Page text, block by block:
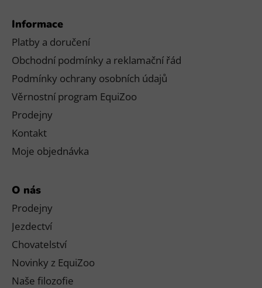
Informace
Platby a doručení
Obchodní podmínky a reklamační řád
Podmínky ochrany osobních údajů
Věrnostní program EquiZoo
Prodejny
Kontakt
Moje objednávka
O nás
Prodejny
Jezdectví
Chovatelství
Novinky z EquiZoo
Naše filozofie